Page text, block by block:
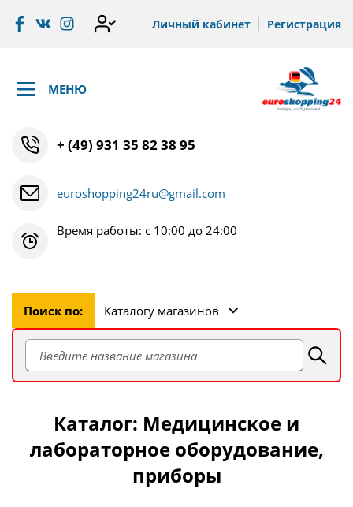
Личный кабинет Регистрация
МЕНЮ
+ (49) 931 35 82 38 95
euroshopping24ru@gmail.com
Время работы: с 10:00 до 24:00
Поиск по: Каталогу магазинов
Каталог: Медицинское и
лабораторное оборудование,
приборы